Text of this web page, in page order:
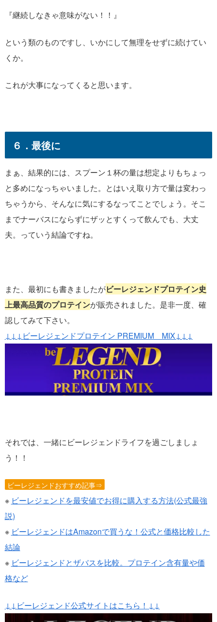
『継続しなきゃ意味がない！！』
という類のものですし、いかにして無理をせずに続けてい
くか。
これが大事になってくると思います。
６．最後に
まぁ、結果的には、スプーン１杯の量は想定よりもちょっ
と多めになっちゃいました。とはいえ取り方で量は変わっ
ちゃうから、そんなに気にするなってことでしょう。そこ
までナーバスにならずにザッとすくって飲んでも、大丈
夫。っていう結論ですね。
また、最初にも書きましたがビーレジェンドプロテイン史
上最高品質のプロテインが販売されました。是非一度、確
認してみて下さい。
↓↓↓ビーレジェンドプロテイン PREMIUM MIX↓↓↓
それでは、一緒にビーレジェンドライフを過ごしましょ
う！！
ビーレジェンドおすすめ記事⇒
※ ビーレジェンドを最安値でお得に購入する方法(公式最強
説)
※ ビーレジェンドはAmazonで買うな！公式と価格比較した
結論
※ ビーレジェンドとザバスを比較。プロテイン含有量や価
格など
↓↓ビーレジェンド公式サイトはこちら！↓↓